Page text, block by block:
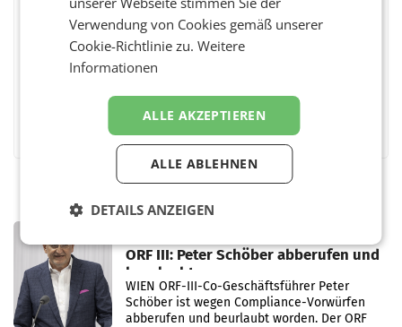
BEWERTEN SIE DIESEN ARTIKEL
MessengerWhatsAppLinkedInXING Teilen
ORF III: Peter Schöber abberufen und
beurlaubt
WIEN ORF-III-Co-Geschäftsführer Peter
Schöber ist wegen Compliance-Vorwürfen
abberufen und beurlaubt worden. Der ORF
Verwendung von Cookies gemäß unserer
Cookie-Richtlinie zu.Weitere
Informationen
ALLE AKZEPTIEREN
ALLE ABLEHNEN
DETAILS ANZEIGEN